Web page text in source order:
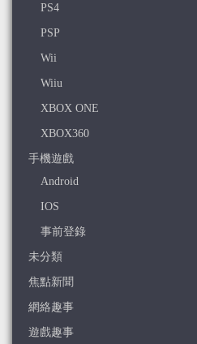
PS4
PSP
Wii
Wiiu
XBOX ONE
XBOX360
手機遊戲
Android
IOS
事前登錄
未分類
焦點新聞
網絡趣事
遊戲趣事